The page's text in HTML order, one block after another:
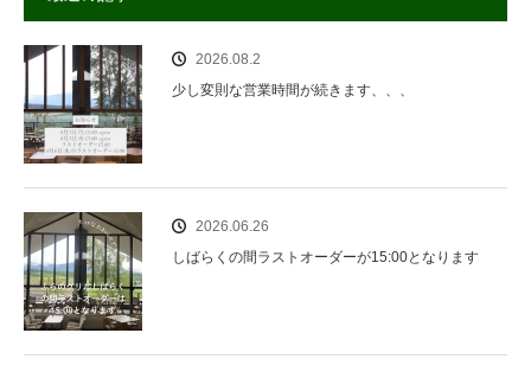
2026.08.2
少し変則な営業時間が続きます、、、
2026.06.26
しばらくの間ラストオーダーが15:00となります